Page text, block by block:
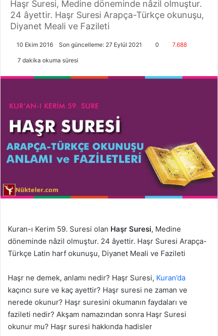
Haşr Suresi, Medine döneminde nâzil olmuştur.
24 âyettir. Haşr Suresi Arapça-Türkçe okunuşu,
Diyanet Meali ve Fazileti
10 Ekim 2016 Son güncelleme: 27 Eylül 2021 0 7.688
7 dakika okuma süresi
Kuran-ı Kerim 59. Suresi olan Haşr Suresi, Medine
döneminde nâzil olmuştur. 24 âyettir. Haşr Suresi Arapça-
Türkçe Latin harf okunuşu, Diyanet Meali ve Fazileti
Haşr ne demek, anlamı nedir? Haşr Suresi, Kuran’da
kaçıncı sure ve kaç ayettir? Haşr suresi ne zaman ve
nerede okunur? Haşr suresini okumanın faydaları ve
fazileti nedir? Akşam namazından sonra Haşr Suresi
okunur mu? Haşr suresi hakkında hadisler